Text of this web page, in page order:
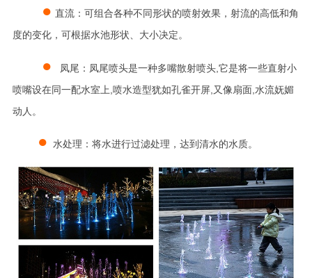
● 直流：可组合各种不同形状的喷射效果，射流的高低和角
度的变化，可根据水池形状、大小决定。
●
凤尾：凤尾喷头是一种多嘴散射喷头,它是将一些直射小
喷嘴设在同一配水室上,喷水造型犹如孔雀开屏, 又像扇面,水流妩媚
动人。
● 水处理：将水进行过滤处理，达到清水的水质。